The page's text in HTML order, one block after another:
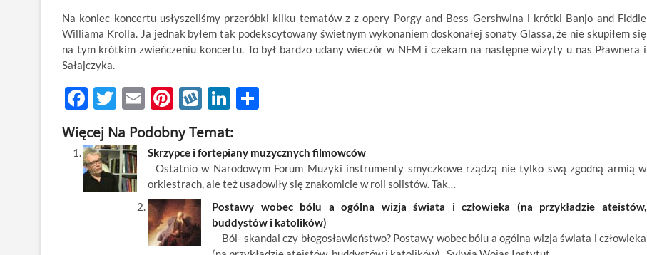
Na koniec koncertu usłyszeliśmy przeróbki kilku tematów z z opery Porgy and Bess Gershwina i krótki Banjo and Fiddle
Williama Krolla. Ja jednak byłem tak podekscytowany świetnym wykonaniem doskonałej sonaty Glassa, że nie skupiłem się
na tym krótkim zwieńczeniu koncertu. To był bardzo udany wieczór w NFM i czekam na następne wizyty u nas Pławnera i
Sałajczyka.
F
ac
e
b
o
T
w
itt
er
E
m
ail
Pi
nt
er
es
t
W
k
o
p
Li
k
e
dI
n
ar
e
Więcej Na Podobny Temat:
Skrzypce i fortepiany muzycznych filmowców
Ostatnio w Narodowym Forum Muzyki instrumenty smyczkowe rządzą nie tylko swą zgodną armią w
orkiestrach, ale też usadowiły się znakomicie w roli solistów. Tak…
Postawy wobec bólu a ogólna wizja świata i człowieka (na przykładzie ateistów,
buddystów i katolików)
Ból- skandal czy błogosławieństwo? Postawy wobec bólu a ogólna wizja świata i człowieka